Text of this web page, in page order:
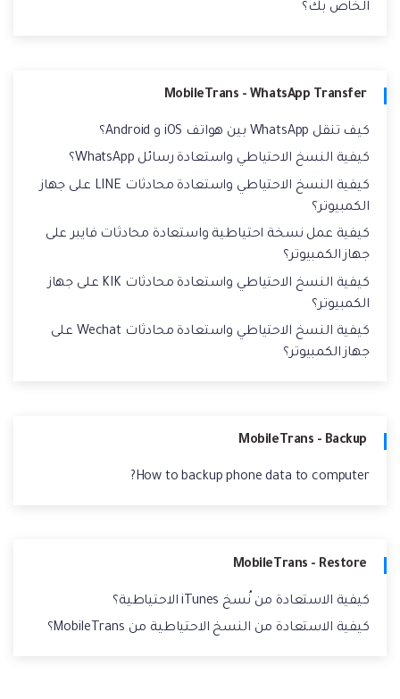
الخاص بك؟
MobileTrans - WhatsApp Transfer
كيف تنقل WhatsApp بين هواتف iOS و Android؟
كيفية النسخ الاحتياطي واستعادة رسائل WhatsApp؟
كيفية النسخ الاحتياطي واستعادة محادثات LINE على جهاز
الكمبيوتر؟
كيفية عمل نسخة احتياطية واستعادة محادثات فايبر على
جهاز الكمبيوتر؟
كيفية النسخ الاحتياطي واستعادة محادثات KIK على جهاز
الكمبيوتر؟
كيفية النسخ الاحتياطي واستعادة محادثات Wechat على
جهاز الكمبيوتر؟
MobileTrans - Backup
How to backup phone data to computer?
MobileTrans - Restore
كيفية الاستعادة من نُسخ iTunes الاحتياطية؟
كيفية الاستعادة من النسخ الاحتياطية من MobileTrans؟